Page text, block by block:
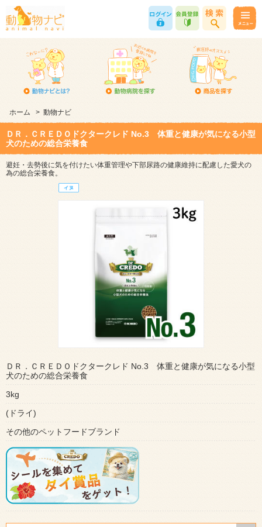
ホーム > 動物ナビ
ＤＲ．ＣＲＥＤＯドクタークレド No.3 体重と健康が気になる小型
犬のための総合栄養食
避妊・去勢後に気を付けたい体重管理や下部尿路の健康維持に配慮した愛犬の
為の総合栄養食。
ＤＲ．ＣＲＥＤＯドクタークレド No.3 体重と健康が気になる小型
犬のための総合栄養食
3kg
(ドライ)
その他のペットフードブランド